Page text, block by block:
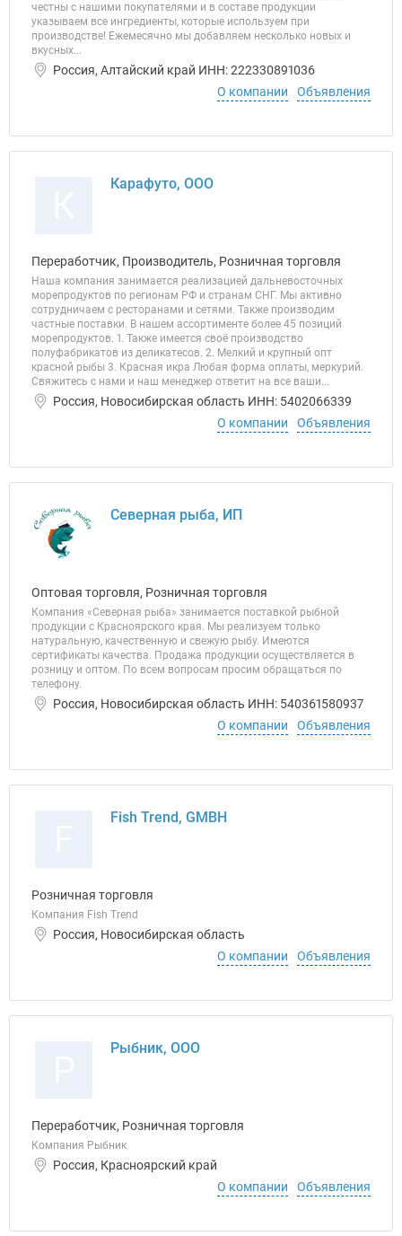
честны с нашими покупателями и в составе продукции
указываем все ингредиенты, которые используем при
производстве! Ежемесячно мы добавляем несколько новых и
вкусных...
Россия, Алтайский край ИНН: 222330891036
О компании
Объявления
Карафуто, ООО
Переработчик, Производитель, Розничная торговля
Наша компания занимается реализацией дальневосточных
морепродуктов по регионам РФ и странам СНГ. Мы активно
сотрудничаем с ресторанами и сетями. Также производим
частные поставки. В нашем ассортименте более 45 позиций
морепродуктов. 1. Также имеется своё производство
полуфабрикатов из деликатесов. 2. Мелкий и крупный опт
красной рыбы 3. Красная икра Любая форма оплаты, меркурий.
Свяжитесь с нами и наш менеджер ответит на все ваши...
Россия, Новосибирская область ИНН: 5402066339
О компании
Объявления
Северная рыба, ИП
Оптовая торговля, Розничная торговля
Компания «Северная рыба» занимается поставкой рыбной
продукции с Красноярского края. Мы реализуем только
натуральную, качественную и свежую рыбу. Имеются
сертификаты качества. Продажа продукции осуществляется в
розницу и оптом. По всем вопросам просим обращаться по
телефону.
Россия, Новосибирская область ИНН: 540361580937
О компании
Объявления
Fish Trend, GMBH
Розничная торговля
Компания Fish Trend
Россия, Новосибирская область
О компании
Объявления
Рыбник, ООО
Переработчик, Розничная торговля
Компания Рыбник
Россия, Красноярский край
О компании
Объявления